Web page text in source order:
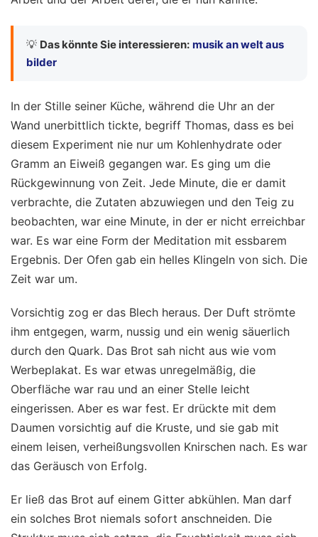
💡 Das könnte Sie interessieren: musik an welt aus
bilder
In der Stille seiner Küche, während die Uhr an der
Wand unerbittlich tickte, begriff Thomas, dass es bei
diesem Experiment nie nur um Kohlenhydrate oder
Gramm an Eiweiß gegangen war. Es ging um die
Rückgewinnung von Zeit. Jede Minute, die er damit
verbrachte, die Zutaten abzuwiegen und den Teig zu
beobachten, war eine Minute, in der er nicht erreichbar
war. Es war eine Form der Meditation mit essbarem
Ergebnis. Der Ofen gab ein helles Klingeln von sich. Die
Zeit war um.
Vorsichtig zog er das Blech heraus. Der Duft strömte
ihm entgegen, warm, nussig und ein wenig säuerlich
durch den Quark. Das Brot sah nicht aus wie vom
Werbeplakat. Es war etwas unregelmäßig, die
Oberfläche war rau und an einer Stelle leicht
eingerissen. Aber es war fest. Er drückte mit dem
Daumen vorsichtig auf die Kruste, und sie gab mit
einem leisen, verheißungsvollen Knirschen nach. Es war
das Geräusch von Erfolg.
Er ließ das Brot auf einem Gitter abkühlen. Man darf
ein solches Brot niemals sofort anschneiden. Die